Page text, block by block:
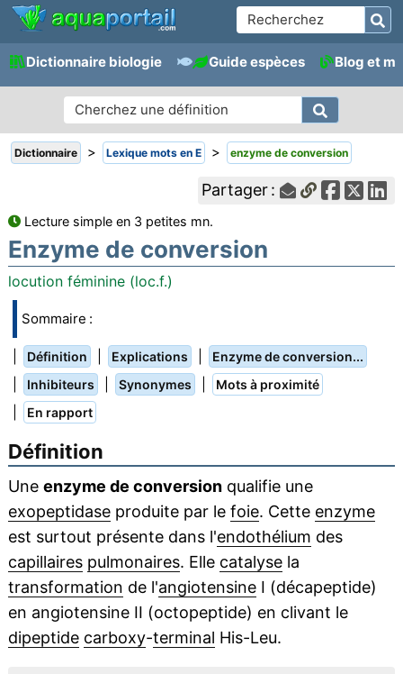
Dictionnaire biologie Guide espèces Blog et
Dictionnaire > Lexique mots en E > enzyme de conversion
Partager :
Lecture simple en 3 petites mn.
Enzyme de conversion
locution féminine (loc.f.)
Sommaire :
Définition Explications Enzyme de conversion...
Inhibiteurs Synonymes Mots à proximité
En rapport
Définition
Une enzyme de conversionqualifie une
exopeptidaseproduite par le foie. Cette enzyme
est surtout présente dans l'endothélium des
capillaires pulmonaires. Elle catalysela
transformation de l'angiotensineI (décapeptide)
en angiotensine II (octopeptide) en clivant le
dipeptide carboxy-terminal His-Leu.